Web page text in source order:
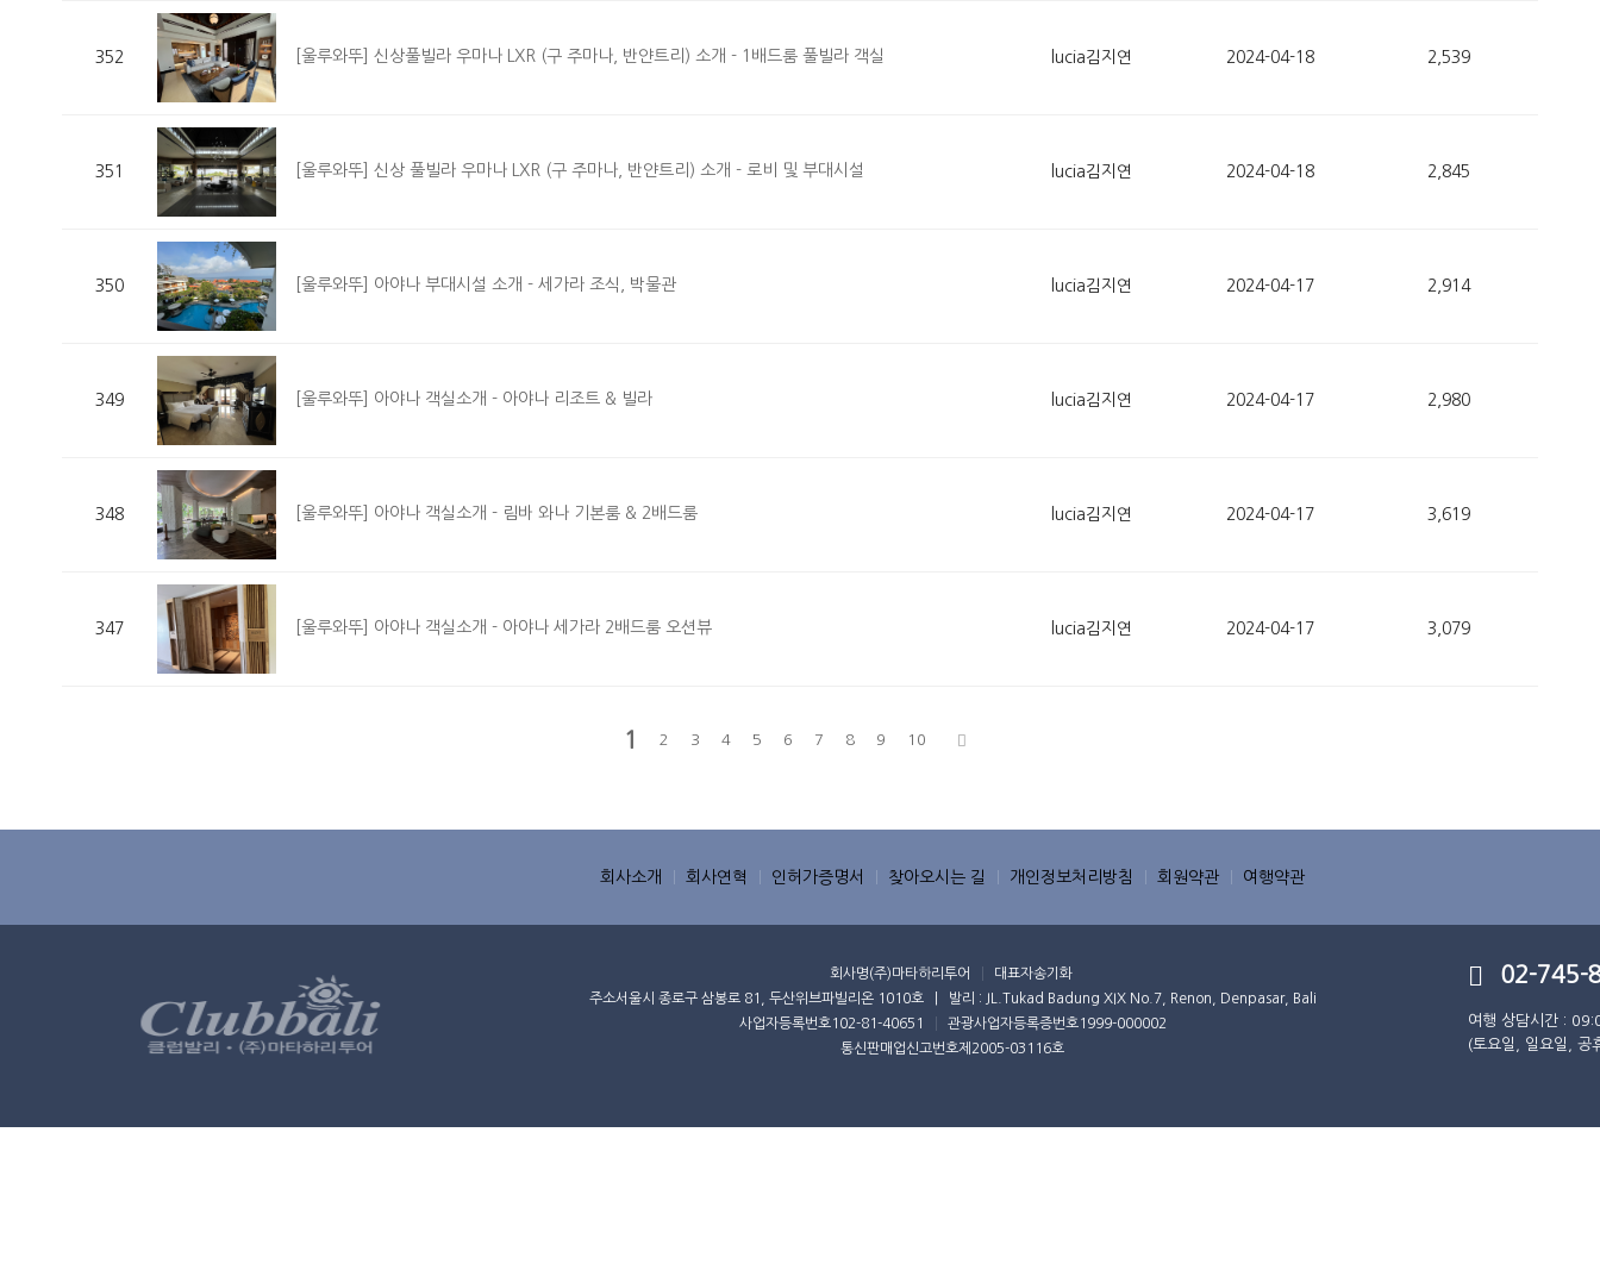
352 [울루와뚜] 신상풀빌라 우마나 LXR (구 주마나, 반얀트리) 소개 - 1배드룸 풀빌라 객실 lucia김지연 2024-04-18 2,539
351 [울루와뚜] 신상 풀빌라 우마나 LXR (구 주마나, 반얀트리) 소개 - 로비 및 부대시설 lucia김지연 2024-04-18 2,845
350 [울루와뚜] 아야나 부대시설 소개 - 세가라 조식, 박물관 lucia김지연 2024-04-17 2,914
349 [울루와뚜] 아야나 객실소개 - 아야나 리조트 & 빌라 lucia김지연 2024-04-17 2,980
348 [울루와뚜] 아야나 객실소개 - 림바 와나 기본룸 & 2배드룸 lucia김지연 2024-04-17 3,619
347 [울루와뚜] 아야나 객실소개 - 아야나 세가라 2배드룸 오션뷰 lucia김지연 2024-04-17 3,079
1 2 3 4 5 6 7 8 9 10
회사소개 회사연혁 인허가증명서 찾아오시는 길 개인정보처리방침 회원약관 여행약관
회사명(주)마타하리투어 대표자송기화
주소서울시 종로구 삼봉로 81, 두산위브파빌리온 1010호 | 발리 : JL.Tukad Badung XIX No.7, Renon, Denpasar, Bali
사업자등록번호102-81-40651 관광사업자등록증번호1999-000002
통신판매업신고번호제2005-03116호
02-745-
여행 상담시간 :
(토요일, 일요일, 공